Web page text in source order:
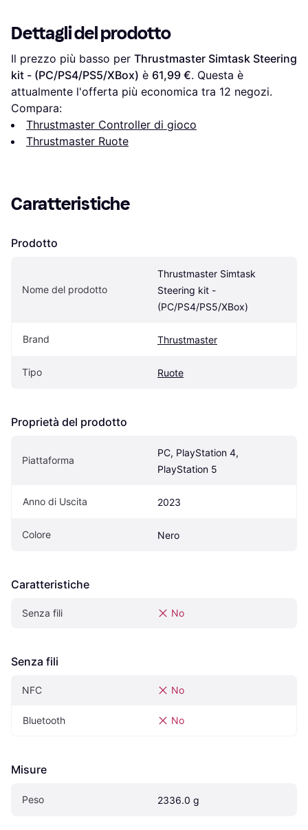
Dettagli del prodotto
Il prezzo più basso per Thrustmaster Simtask Steering
kit - (PC/PS4/PS5/XBox) è 61,99 €. Questa è
attualmente l'offerta più economica tra 12 negozi.
Compara:
Thrustmaster Controller di gioco
Thrustmaster Ruote
Caratteristiche
Prodotto
Nome del prodotto
Thrustmaster Simtask
Steering kit -
(PC/PS4/PS5/XBox)
Brand Thrustmaster
Tipo Ruote
Proprietà del prodotto
Piattaforma
PC, PlayStation 4,
PlayStation 5
Anno di Uscita 2023
Colore Nero
Caratteristiche
Senza fili No
Senza fili
NFC No
Bluetooth No
Misure
Peso 2336.0 g